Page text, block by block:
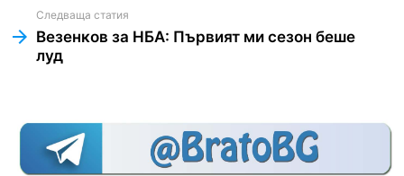
Следваща статия
Везенков за НБА: Първият ми сезон беше
луд